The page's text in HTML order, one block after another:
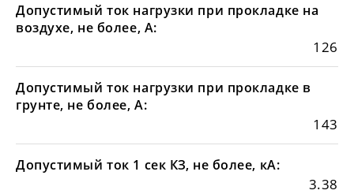
Допустимый ток нагрузки при прокладке на
воздухе, не более, А:
126
Допустимый ток нагрузки при прокладке в
грунте, не более, А:
143
Допустимый ток 1 сек КЗ, не более, кА:
3.38